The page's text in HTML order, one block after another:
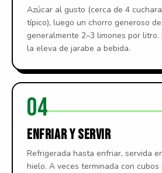
Azúcar al gusto (cerca de 4
típico), luego un chorro generoso
generalmente 2–3 limones por litro.
la eleva de jarabe a bebida.
04
ENFRIAR Y SERVIR
Refrigerada hasta enfriar, servida
hielo. A veces terminada con cubos